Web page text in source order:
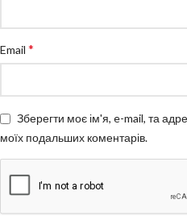
Email *
Зберегти моє ім'я, e-mail, та
моїх подальших коментарів.